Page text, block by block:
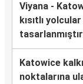
Viyana -
kısıtlı
Katowice
noktalarına